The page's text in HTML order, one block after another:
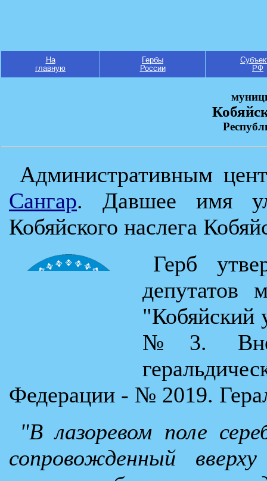
На
главную
Гербы
России
РФ
Административным
Сангар. Давшее имя
Кобяйского наслега
Герб
депутатов
"Кобяйский
№3.
Федерации - № 2019.
"В лазоревом поле
сопровожденный